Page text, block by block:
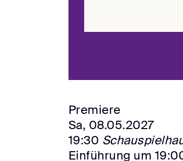
Premiere
Sa, 08.05.2027
19:30
Einführung um